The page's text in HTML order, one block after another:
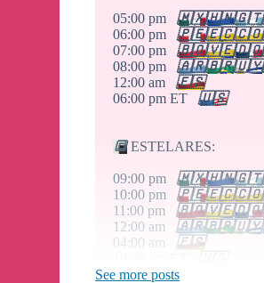
05:00 pm🇲🇽🇭🇳🇬🇹
06:00 pm🇵🇪🇪🇨🇨🇴
07:00 pm🇧🇴🇻🇪🇩🇴
08:00 pm🇦🇷🇧🇷🇺🇾
12:00 am🇪🇸
06:00 pm ET🇺🇸
🔳ESTELARES:
09:00 pm🇲🇽🇭🇳🇬🇹
10:00 pm🇵🇪🇪🇨🇨🇴
11:00 pm🇧🇴🇻🇪🇩🇴
12:00 am🇦🇷🇧🇷🇺🇾
04:00 am 🇪🇸
See more posts